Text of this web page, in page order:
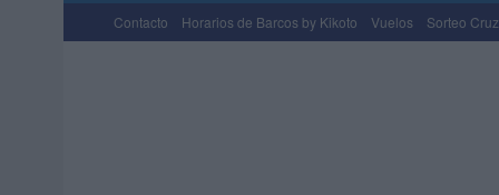
Contacto Horarios de Barcos by Kikoto Vuelos Sorteo